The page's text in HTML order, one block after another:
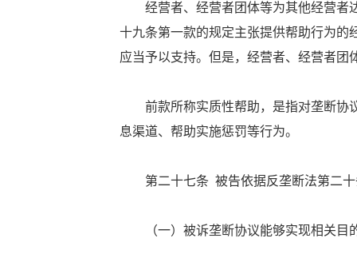
经营者、经营者团体等为其他经营者达
十九条第一款的规定主张提供帮助行为的
应当予以支持。但是，经营者、经营者
前款所称实质性帮助，是指对垄断协议
息渠道、帮助实施惩罚等行为。
第二十七条 被告依据反垄断法第二十
（一）被诉垄断协议能够实现相关目